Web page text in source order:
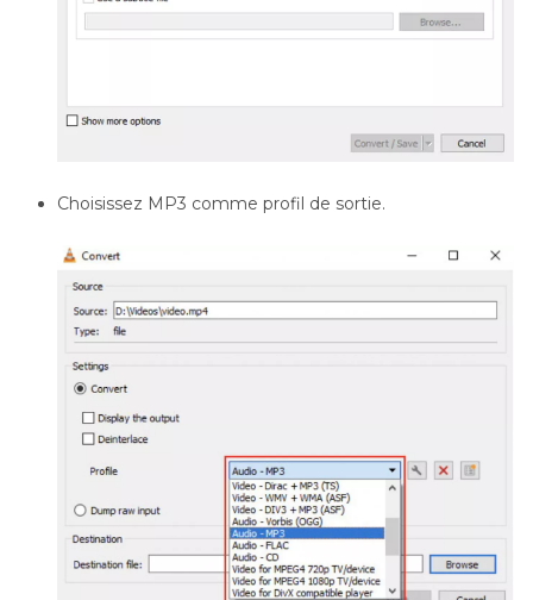
Choisissez MP3 comme profil de sortie.